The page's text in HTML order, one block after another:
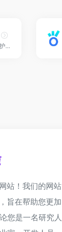
本地语音聊天机器人，保护隐私，无需联网！
站！我们的网站
旨在帮助您更加
您是一名研究人